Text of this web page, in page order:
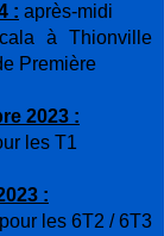
: après-midi
à Thionville
Première
2023 :
les T1
:
les 6T2 / 6T3